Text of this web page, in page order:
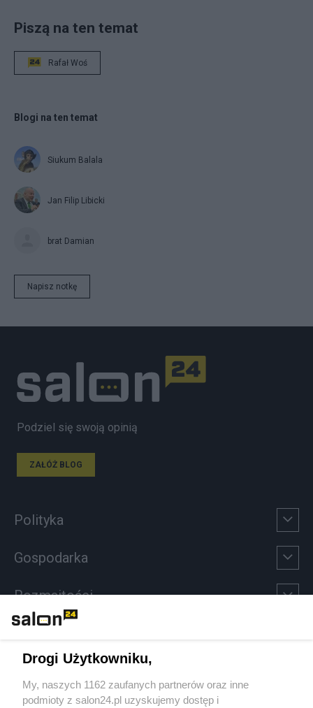
Piszą na ten temat
Rafał Woś
Blogi na ten temat
Siukum Balala
Jan Filip Libicki
brat Damian
Napisz notkę
Podziel się swoją opinią
ZAŁÓŻ BLOG
Polityka
Gospodarka
Rozmaitości
Sport
Drogi Użytkowniku,
My, naszych 1162 zaufanych partnerów oraz inne
podmioty z salon24.pl uzyskujemy dostęp i